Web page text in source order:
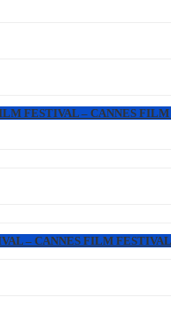
FESTIVAL – CANNES
– CANNES FILM